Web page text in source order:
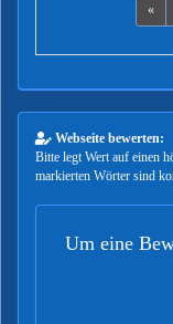
«
Webseite bewerten:
Bitte legt Wert auf einen
markierten Wörter sind
Um eine